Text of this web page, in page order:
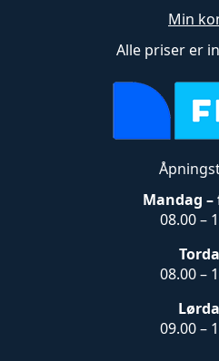
Min
Alle priser er
Mandag –
08.00 –
08.00 –
09.00 –